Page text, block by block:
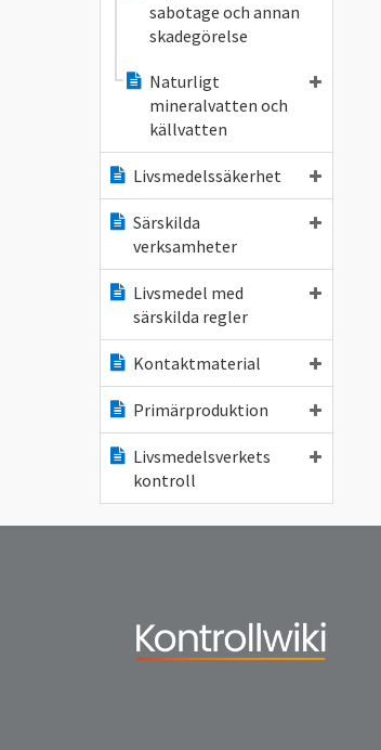
sabotage och annan
skadegörelse
Naturligt
mineralvatten och
källvatten
Livsmedelssäkerhet
Särskilda
verksamheter
Livsmedel med
särskilda regler
Kontaktmaterial
Primärproduktion
Livsmedelsverkets
kontroll